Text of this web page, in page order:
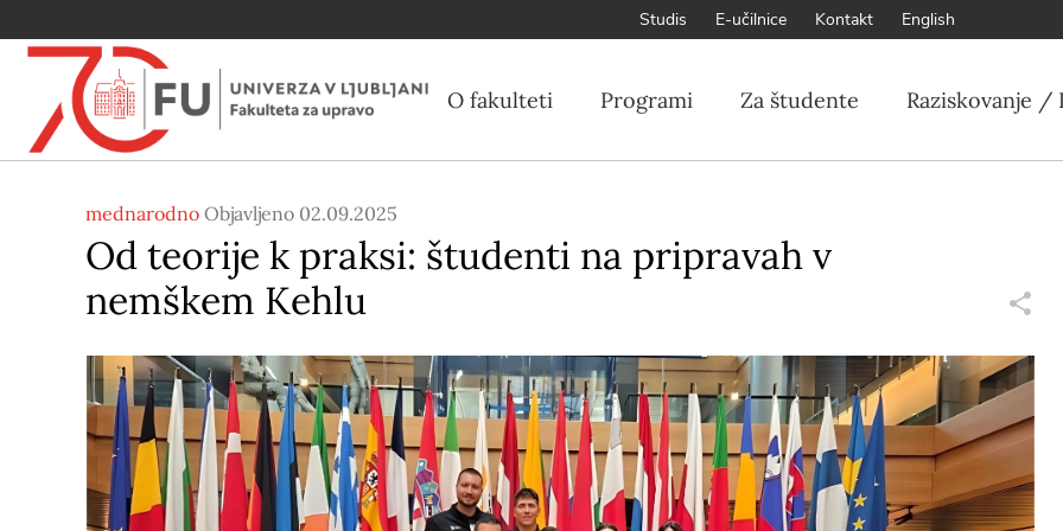
Studis E-učilnice Kontakt English
O fakulteti Programi Za študente Raziskovanje /
mednarodno Objavljeno 02.09.2025
Od teorije k praksi: študenti na pripravah v
nemškem Kehlu